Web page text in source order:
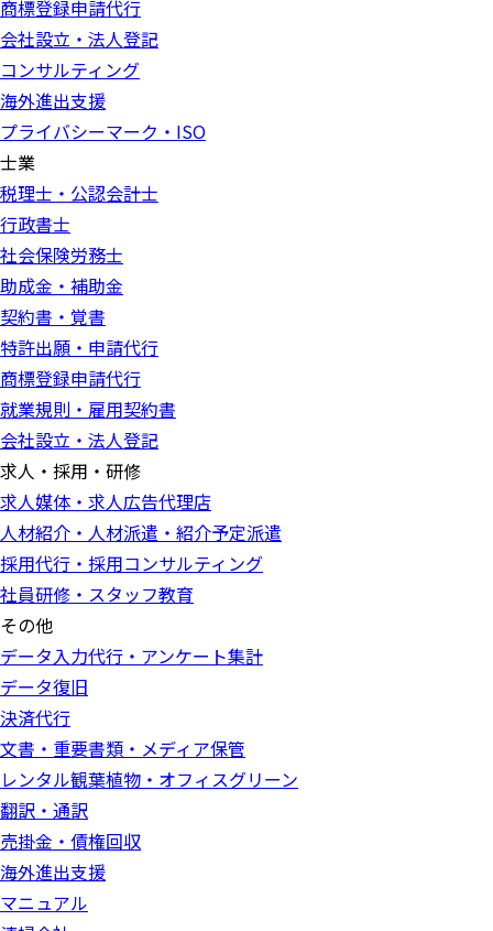
商標登録申請代行
会社設立・法人登記
コンサルティング
海外進出支援
プライバシーマーク・ISO
士業
税理士・公認会計士
行政書士
社会保険労務士
助成金・補助金
契約書・覚書
特許出願・申請代行
商標登録申請代行
就業規則・雇用契約書
会社設立・法人登記
求人・採用・研修
求人媒体・求人広告代理店
人材紹介・人材派遣・紹介予定派遣
採用代行・採用コンサルティング
社員研修・スタッフ教育
その他
データ入力代行・アンケート集計
データ復旧
決済代行
文書・重要書類・メディア保管
レンタル観葉植物・オフィスグリーン
翻訳・通訳
売掛金・債権回収
海外進出支援
マニュアル